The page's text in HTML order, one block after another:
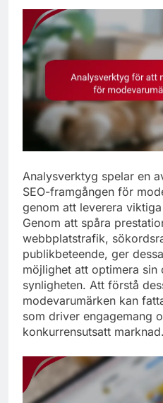
Analysverktyg spelar en
SEO-framgången för
genom att leverera
Genom att spåra
webbplatstrafik,
publikbeteende, ger
möjlighet att optimera
synligheten. Att förstå
modevarumärken kan
som driver engagemang
konkurrensutsatt marknad.